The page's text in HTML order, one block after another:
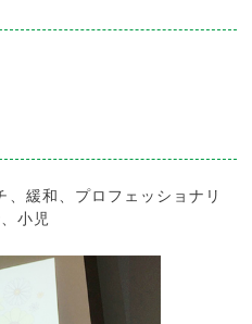
緩和、プロフェッショナリ
小児